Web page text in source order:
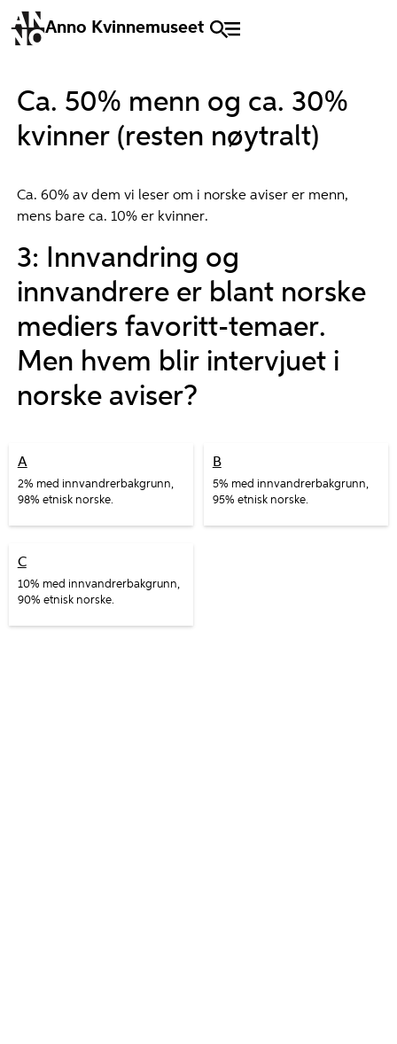
Anno Kvinnemuseet
Ca. 50% menn og ca. 30%
kvinner (resten nøytralt)
Ca. 60% av dem vi leser om i norske aviser er menn,
mens bare ca. 10% er kvinner.
3: Innvandring og
innvandrere er blant norske
mediers favoritt-temaer.
Men hvem blir intervjuet i
norske aviser?
A
2% med innvandrerbakgrunn,
98% etnisk norske.
B
5% med innvandrerbakgrunn,
95% etnisk norske.
C
10% med innvandrerbakgrunn,
90% etnisk norske.